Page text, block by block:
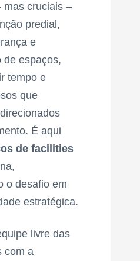
mas cruciais –
predial,
e
de espaços,
tempo e
que
É aqui
de facilities
o desafio em
estratégica.
livre das
com a